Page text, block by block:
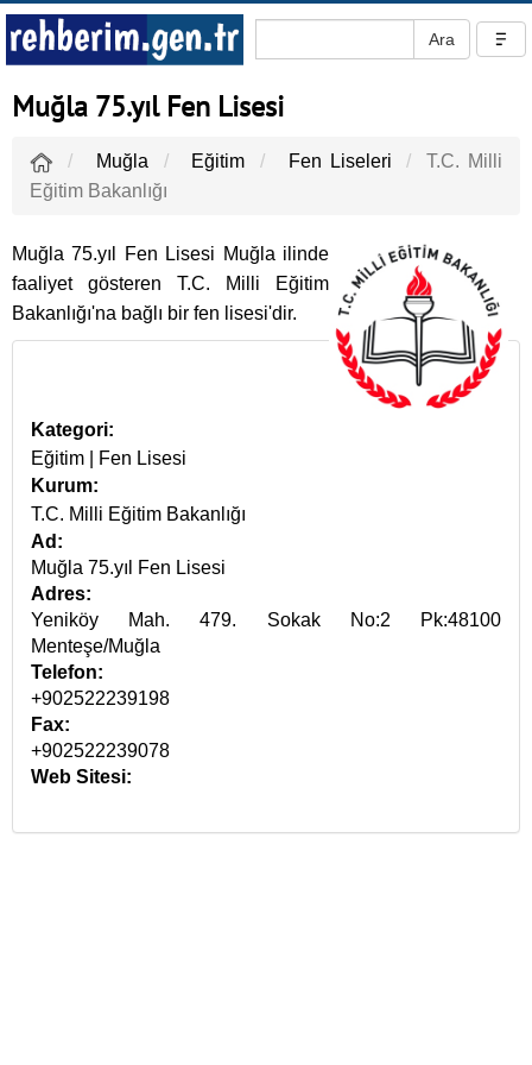
Muğla 75.yıl Fen Lisesi
Muğla Eğitim Fen Liseleri
T.C. Milli
Eğitim Bakanlığı
Muğla 75.yıl Fen Lisesi Muğla ilinde
faaliyet gösteren T.C. Milli Eğitim
Bakanlığı'na bağlı bir fen lisesi'dir.
Kategori:
Eğitim |
Fen Lisesi
Kurum:
T.C. Milli Eğitim Bakanlığı
Ad:
Muğla 75.yıl Fen Lisesi
Adres:
Yeniköy Mah. 479. Sokak No:2 Pk:48100
Menteşe/Muğla
Telefon:
+902522239198
Fax:
+902522239078
Web Sitesi: